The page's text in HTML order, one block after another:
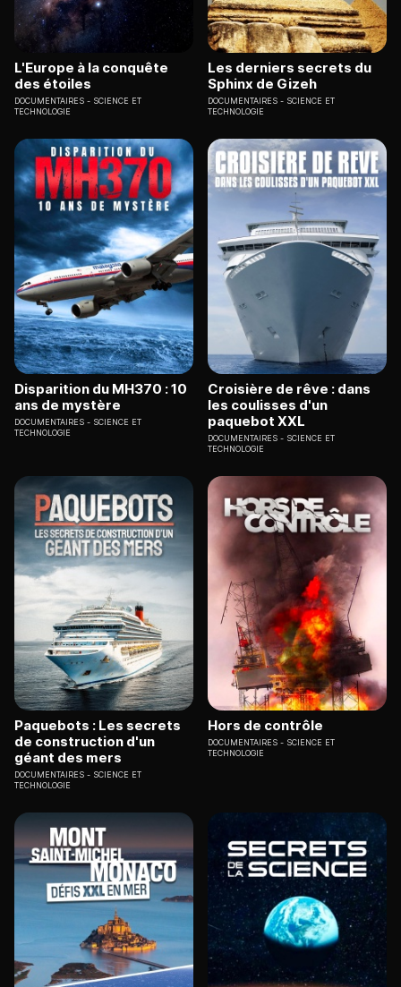
L'Europe à la conquête
des étoiles
DOCUMENTAIRES
SCIENCE ET
TECHNOLOGIE
Les derniers secrets du
Sphinx de Gizeh
DOCUMENTAIRES
SCIENCE ET
TECHNOLOGIE
Disparition du MH370 : 10
ans de mystère
DOCUMENTAIRES
SCIENCE ET
TECHNOLOGIE
Croisière de rêve : dans
les coulisses d'un
paquebot XXL
DOCUMENTAIRES
SCIENCE ET
TECHNOLOGIE
Paquebots : Les secrets
de construction d'un
géant des mers
DOCUMENTAIRES
SCIENCE ET
TECHNOLOGIE
Hors de contrôle
DOCUMENTAIRES
SCIENCE ET
TECHNOLOGIE